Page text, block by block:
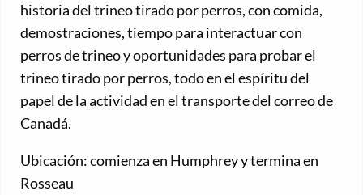
historia del trineo tirado por perros, con comida,
demostraciones, tiempo para interactuar con
perros de trineo y oportunidades para probar el
trineo tirado por perros, todo en el espíritu del
papel de la actividad en el transporte del correo de
Canadá.
Ubicación: comienza en Humphrey y termina en
Rosseau